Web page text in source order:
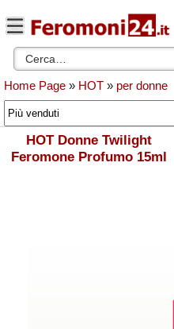
Home Page » HOT » per donne
HOT Donne Twilight
Feromone Profumo 15ml